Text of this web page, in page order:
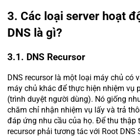
3. Các loại server hoạt
DNS là gì?
3.1. DNS Recursor
DNS recursor là một loại máy chủ có
máy chủ khác để thực hiện nhiệm vụ
(trình duyệt người dùng). Nó giống
chăm chỉ nhận nhiệm vụ lấy và trả
đáp ứng nhu cầu của họ. Để thu thập
recursor phải tương tác với Root DNS